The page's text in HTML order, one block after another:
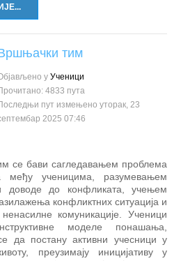
тим
у Ученици
4833 пута
пут измењено уторак, 23
2025 07:46
се бави сагледавањем проблема
међу ученицима, разумевањем
доводе до конфликата, учењем
конфликтних ситуација и
комуникације. Ученици
моделе понашања,
да постану активни учесници у
преузимају иницијативу у